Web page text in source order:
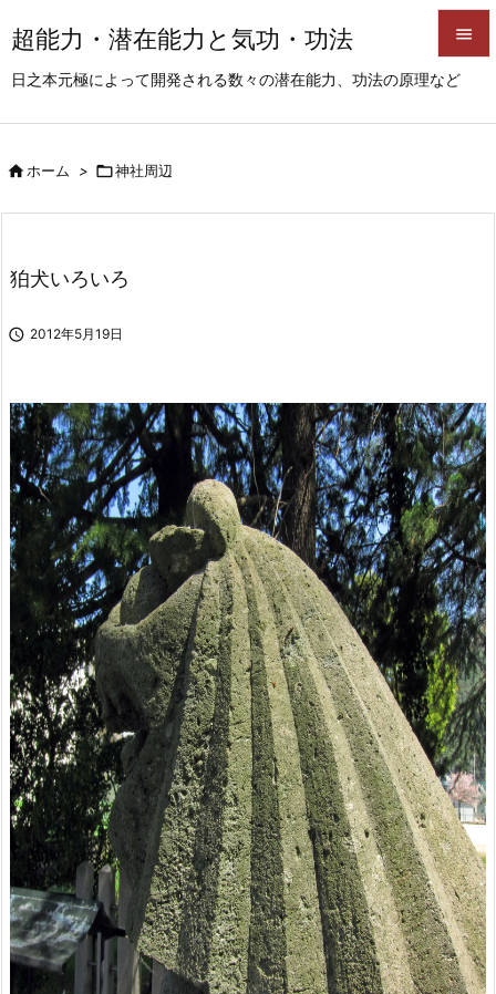
超能力・潜在能力と気功・功法
日之本元極によって開発される数々の潜在能力、功法の原理など


前へ
ホーム > 神社周辺
狛犬いろいろ
 2012年5月19日